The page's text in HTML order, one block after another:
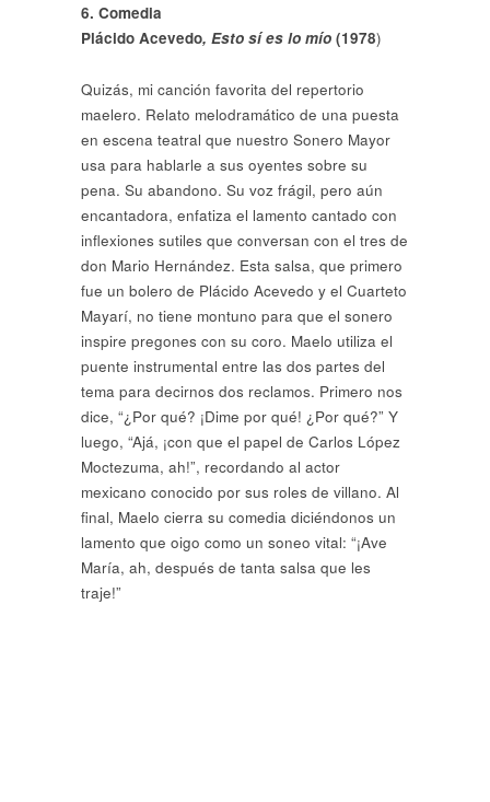
6. Comedia
Plácido Acevedo, Esto sí es lo mío (1978)
Quizás, mi canción favorita del repertorio
maelero. Relato melodramático de una puesta
en escena teatral que nuestro Sonero Mayor
usa para hablarle a sus oyentes sobre su
pena. Su abandono. Su voz frágil, pero aún
encantadora, enfatiza el lamento cantado con
inflexiones sutiles que conversan con el tres de
don Mario Hernández. Esta salsa, que primero
fue un bolero de Plácido Acevedo y el Cuarteto
Mayarí, no tiene montuno para que el sonero
inspire pregones con su coro. Maelo utiliza el
puente instrumental entre las dos partes del
tema para decirnos dos reclamos. Primero nos
dice, “¿Por qué? ¡Dime por qué! ¿Por qué?” Y
luego, “Ajá, ¡con que el papel de Carlos López
Moctezuma, ah!”, recordando al actor
mexicano conocido por sus roles de villano. Al
final, Maelo cierra su comedia diciéndonos un
lamento que oigo como un soneo vital: “¡Ave
María, ah, después de tanta salsa que les
traje!”